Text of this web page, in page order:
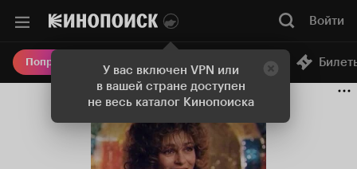
У вас включен VPN или
в вашей стране доступен
не весь каталог Кинопоиска
Войти
Попробовать Плюс Онлайн-кинотеатр